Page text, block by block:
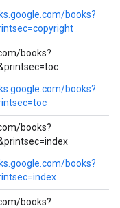
books?
books?
books?
books?
books?
books?